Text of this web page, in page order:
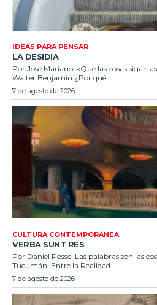
IDEAS PARA PENSAR
LA DESIDIA
Por José Mariano. «Que las cosas sigan
Walter Benjamin ¿Por qué...
7 de agosto de 2026
CULTURA CONTEMPORÁNEA
VERBA SUNT RES
Por Daniel Posse. Las palabras son las
Tucumán: Entre la Realidad...
7 de agosto de 2026